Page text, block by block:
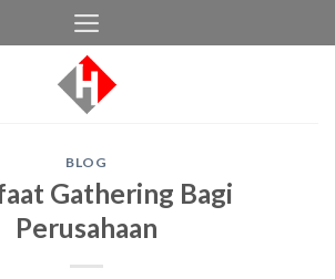
BLOG
Gathering Bagi
Perusahaan